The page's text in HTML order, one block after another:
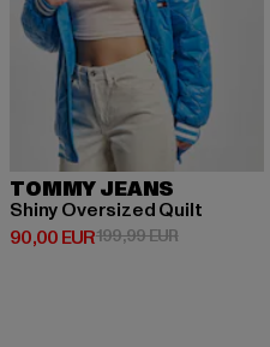
TOMMY JEANS
Shiny Oversized Quilt
90,00 EUR
Derzeitiger Preis: 90,00 EUR
199,99 EUR